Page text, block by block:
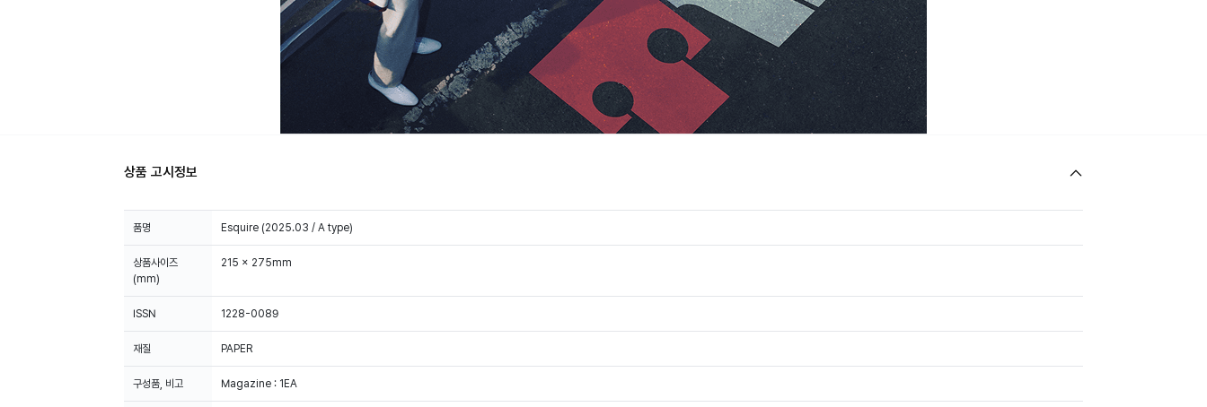
상품 고시정보
품명 Esquire (2025.03 / A type)
상품사이즈
(mm)
215 x 275mm
ISSN 1228-0089
재질 PAPER
구성품, 비고 Magazine : 1EA